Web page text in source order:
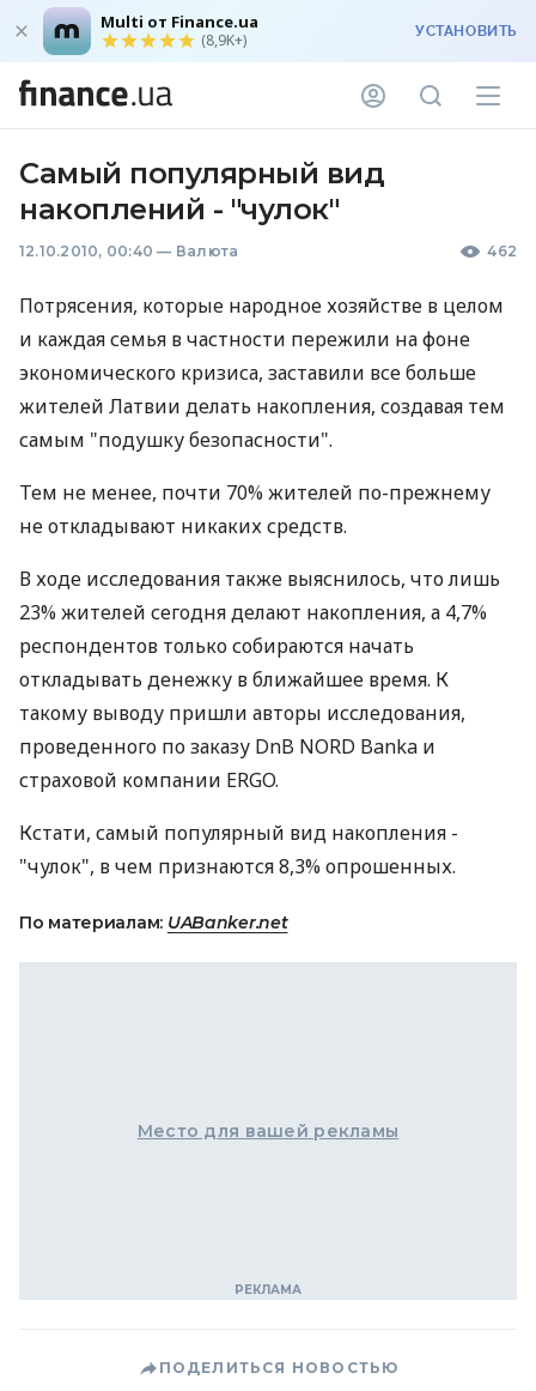
Multi от Finance.ua
(8,9K+) УСТАНОВИТЬ
Самый популярный вид
накоплений - "чулок"
12.10.2010, 00:40 — Валюта 462
Потрясения, которые народное хозяйстве в целом
и каждая семья в частности пережили на фоне
экономического кризиса, заставили все больше
жителей Латвии делать накопления, создавая тем
самым "подушку безопасности".
Тем не менее, почти 70% жителей по-прежнему
не откладывают никаких средств.
В ходе исследования также выяснилось, что лишь
23% жителей сегодня делают накопления, а 4,7%
респондентов только собираются начать
откладывать денежку в ближайшее время. К
такому выводу пришли авторы исследования,
проведенного по заказу DnB NORD Banka и
страховой компании ERGO.
Кстати, самый популярный вид накопления -
"чулок", в чем признаются 8,3% опрошенных.
По материалам: UABanker.net
Место для вашей рекламы
ПОДЕЛИТЬСЯ НОВОСТЬЮ